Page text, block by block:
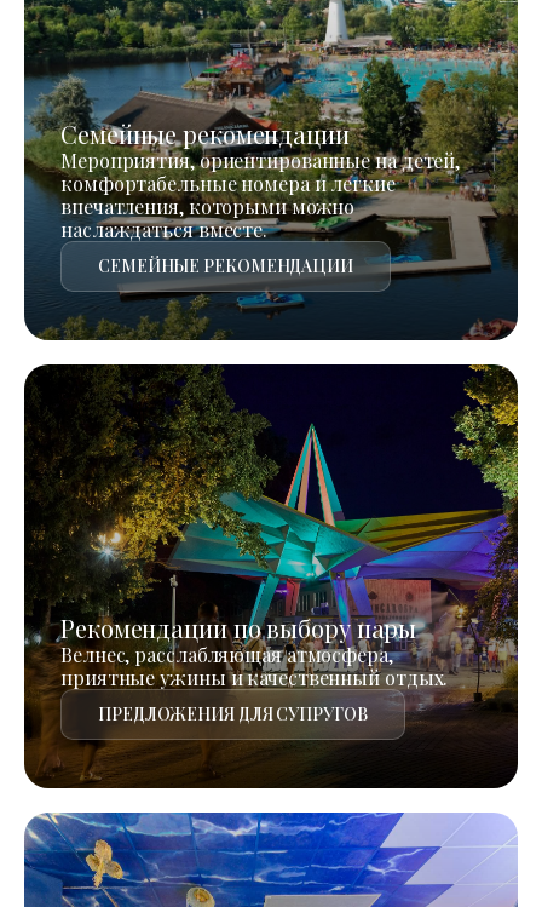
Семейные рекомендации
Мероприятия, ориентированные на детей,
комфортабельные номера и легкие
впечатления, которыми можно
наслаждаться вместе.
СЕМЕЙНЫЕ РЕКОМЕНДАЦИИ
Рекомендации по выбору пары
Велнес, расслабляющая атмосфера,
приятные ужины и качественный отдых.
ПРЕДЛОЖЕНИЯ ДЛЯ СУПРУГОВ